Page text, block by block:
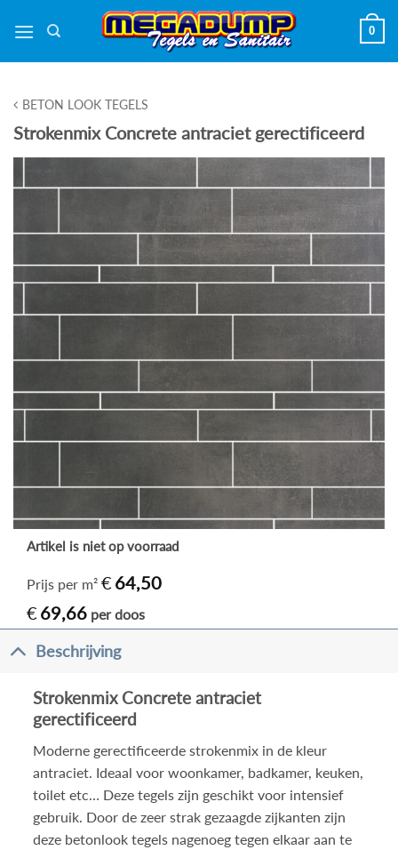
naar
0
BETON LOOK TEGELS
Strokenmix Concrete antraciet gerectificeerd
Prijs per m² € 64,50
€ 69,66 per doos
Artikel is niet op voorraad
Beschrijving
Strokenmix Concrete antraciet
gerectificeerd
Moderne gerectificeerde strokenmix in de kleur
antraciet. Ideaal voor woonkamer, badkamer, keuken,
toilet etc… Deze tegels zijn geschikt voor intensief
gebruik. Door de zeer strak gezaagde zijkanten zijn
deze betonlook tegels nagenoeg tegen elkaar aan te